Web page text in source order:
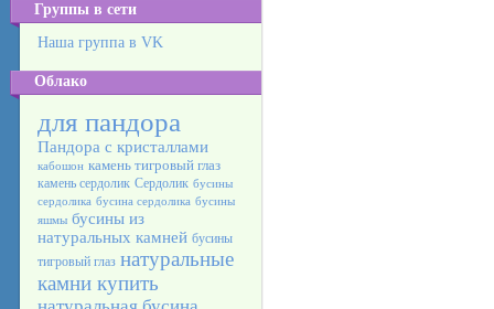
Группы в сети
Наша группа в VK
Облако
для пандора
Пандора с кристаллами
кабошон камень тигровый глаз
камень сердолик Сердолик бусины
сердолика бусина сердолика бусины
яшмы бусины из
натуральных камней бусины
тигровый глаз натуральные
камни купить